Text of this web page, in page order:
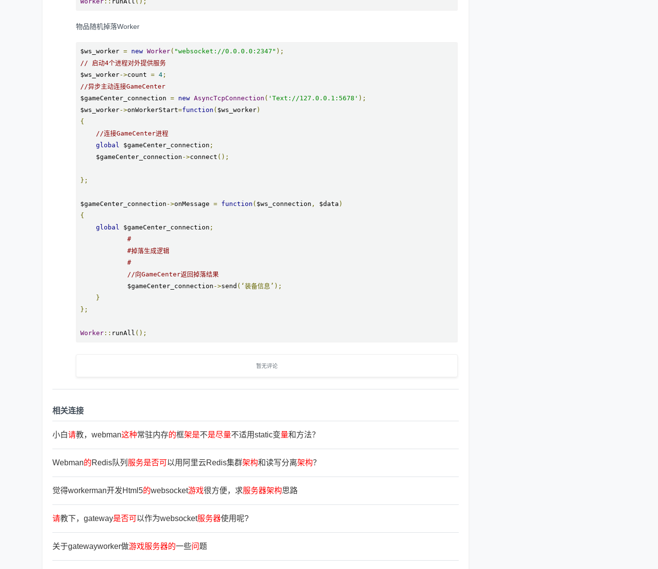
物品随机掉落Worker
$ws_worker = new Worker( "websocket://0.0.0.0:2347" );
// 启动4个进程对外提供服务
$ws_worker->count = 4 ;
//异步主动连接GameCenter
$gameCenter_connection = new AsyncTcpConnection ( 'Text://127.0.0.1:5678' );
$ws_worker->onWorkerStart=function ( $ws_worker )
{
//连接GameCenter进程
global
$gameCenter_connection ;
    $gameCenter_connection
->connect ();
};
$gameCenter_connection ->onMessage = function ( $ws_connection , $data )
{
global
$gameCenter_connection ;
#
#掉落生成逻辑
#
//向GameCenter返回掉落结果
            $gameCenter_connection
->send (‘装备信息’);
}
};
Worker :: runAll ();
暂无评论
相关连接
小白请教，webman这种常驻内存的框架是不是尽量不适用static变量和方法？
Webman的Redis队列 服务是否可以用阿里云Redis集群架构和读写分离架构？
觉得workerman开发Html5的websocket游戏很方便，求服务器架构思路
请教下，gateway是否可以作为websocket服务器使用呢?
关于gatewayworker做游戏服务器的一些问题